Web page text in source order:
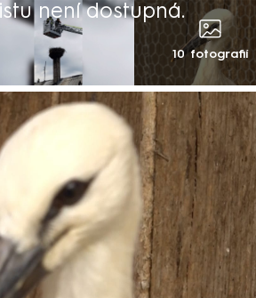
není dostupná.
10 fotografií
mají hasiči a zvířecí
Z vysokého komínu
přišla o rodiče. Záchrana